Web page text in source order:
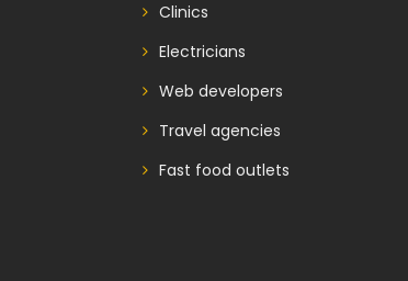
Clinics
Electricians
Web developers
Travel agencies
Fast food outlets